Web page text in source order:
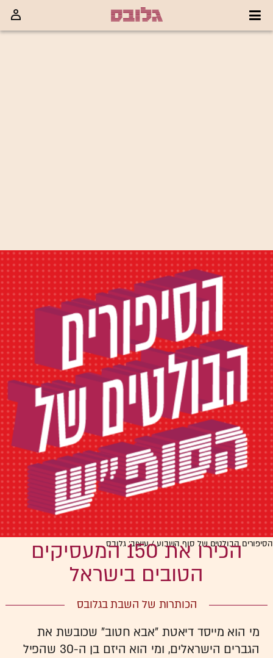
הסיפורים הבולטים של סוף השבוע / עיצוב: גלובסהכירו את 150 המעסיקים
הטובים בישראל
הכותרות של השבת בגלובס
מי הוא מייסד דיאטת "אבא חטוב" שכובשת את
הגברים הישראלים, ומי הוא היזם בן ה-30 שהפיל